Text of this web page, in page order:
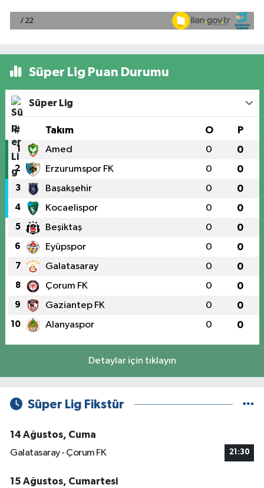
Süper Lig Puan Durumu
Süper Lig
# Takım O P
1 Amed 0 0
2 Erzurumspor FK 0 0
3 Başakşehir 0 0
4 Kocaelispor 0 0
5 Beşiktaş 0 0
6 Eyüpspor 0 0
7 Galatasaray 0 0
8 Çorum FK 0 0
9 Gaziantep FK 0 0
10 Alanyaspor 0 0
Detaylar için tıklayın
Süper Lig Fikstür
14 Ağustos, Cuma
Galatasaray - Çorum FK
21:30
15 Ağustos, Cumartesi